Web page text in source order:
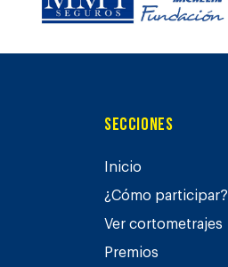
Secciones
Inicio
¿Cómo participar?
Ver cortometrajes
Premios